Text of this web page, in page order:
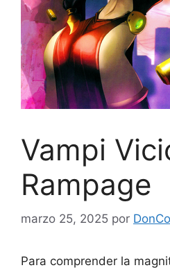
Vampi
Rampage
marzo 25, 2025 por
Para comprender la